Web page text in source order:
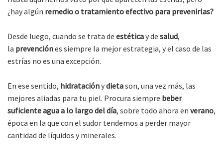
¿hay algún remedio o tratamiento efectivo para prevenirlas?
Desde luego, cuando se trata de estéticay de salud,
la prevenciónes siempre la mejor estrategia, y el caso de las
estrías no es una excepción.
En ese sentido, hidrataciónydietason, una vez más, las
mejores aliadas para tu piel. Procura siempre beber
suficiente agua a lo largo del día, sobre todo ahora en verano,
época en la que con el sudor tendemos a perder mayor
cantidad de líquidos y minerales.